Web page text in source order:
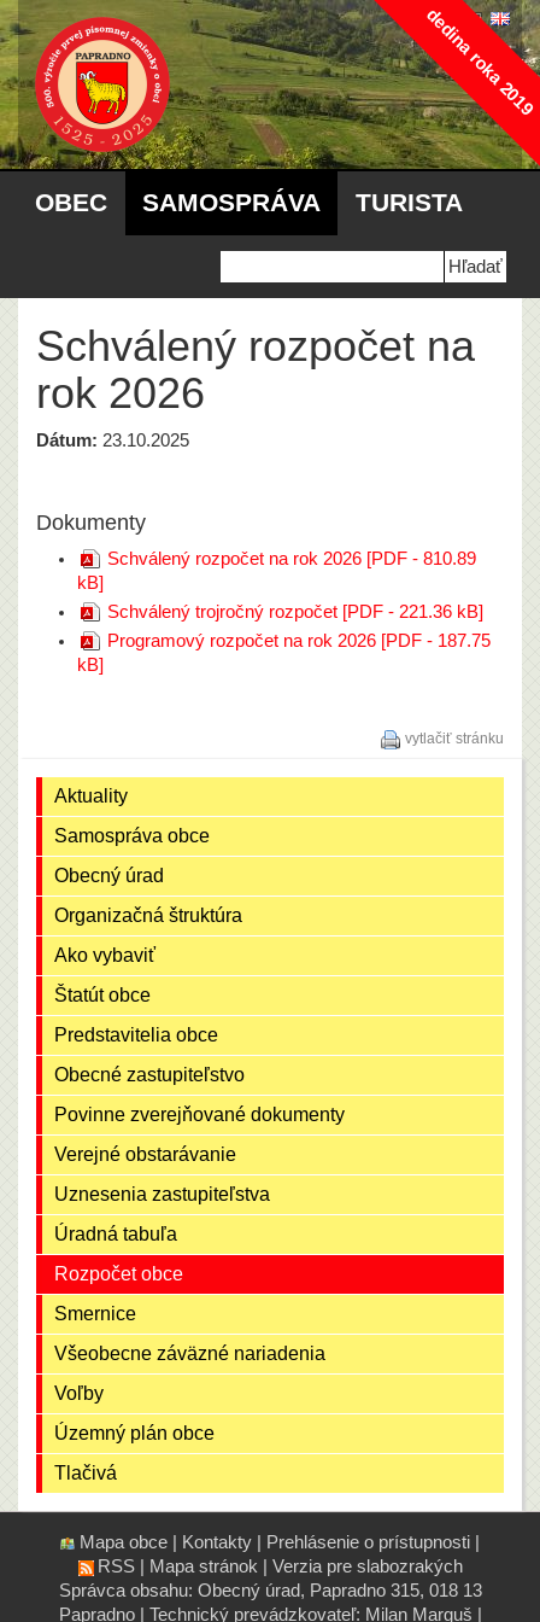
OBEC SAMOSPRÁVA TURISTA
Aktuality
Samospráva obce
Obecný úrad
Organizačná štruktúra
Ako vybaviť
Štatút obce
Predstavitelia obce
Obecné zastupiteľstvo
Povinne zverejňované dokumenty
Verejné obstarávanie
Uznesenia zastupiteľstva
Úradná tabuľa
Rozpočet obce
Smernice
Všeobecne záväzné nariadenia
Voľby
Územný plán obce
Tlačivá
Schválený rozpočet na
rok 2026
Dátum: 23.10.2025
Dokumenty
Schválený rozpočet na rok 2026 [PDF - 810.89
kB]
Schválený trojročný rozpočet [PDF - 221.36 kB]
Programový rozpočet na rok 2026 [PDF - 187.75
kB]
vytlačiť stránku
Mapa obce | Kontakty | Prehlásenie o prístupnosti |
RSS| Mapa stránok | Verzia pre slabozrakých
Správca obsahu: Obecný úrad, Papradno 315, 018 13
Papradno| Technický prevádzkovateľ: Milan Marguš |
dedina roka 2019